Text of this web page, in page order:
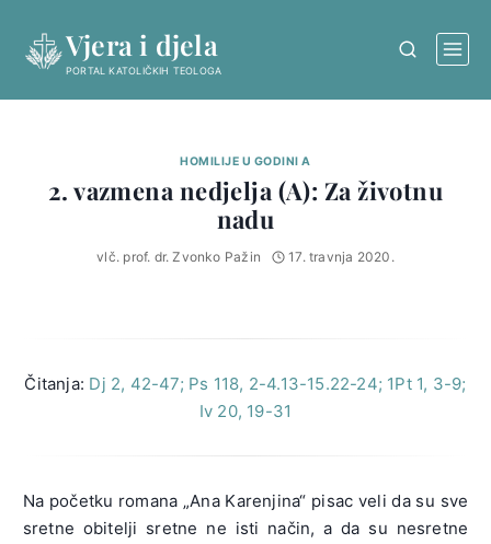
content
Vjera i djela
PORTAL KATOLIČKIH TEOLOGA
HOMILIJE U GODINI A
2. vazmena nedjelja (A): Za životnu
nadu
vlč. prof. dr. Zvonko Pažin 17. travnja 2020.
Čitanja: Dj 2, 42-47; Ps 118, 2-4.13-15.22-24; 1Pt 1, 3-9;
Iv 20, 19-31
Na početku romana „Ana Karenjina“ pisac veli da su sve
sretne obitelji sretne ne isti način, a da su nesretne